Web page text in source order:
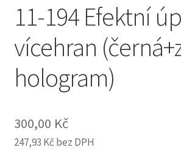
11-194 Efektní
vícehran
hologram)
300,00 Kč
247,93 Kč bez DPH